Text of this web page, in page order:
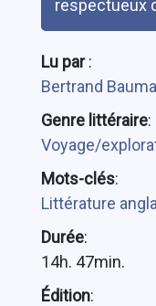
respectueux
Lu par:
Bertrand
Genre littéraire:
Voyage/
Mots-clés:
Littérature
Durée:
14h. 47min.
Édition: